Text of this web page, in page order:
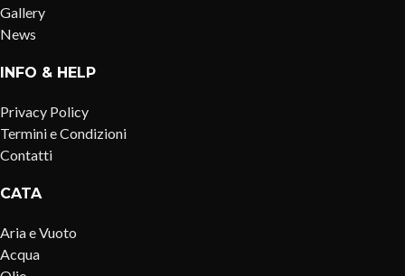
Gallery
News
INFO & HELP
Privacy Policy
Termini e Condizioni
Contatti
CATA
Aria e Vuoto
Acqua